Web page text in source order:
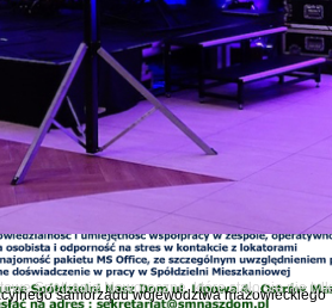
Spotkanie Noworoczne, które stało się nie
większość spraw...
Olejak
Publicznej w Ostrowi Mazowieckiej odbyło
„Nienawidzę ich! To...
samorządu województwa